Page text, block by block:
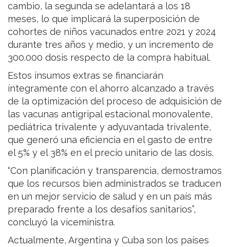
cambio, la segunda se adelantará a los 18
meses, lo que implicará la superposición de
cohortes de niños vacunados entre 2021 y 2024
durante tres años y medio, y un incremento de
300.000 dosis respecto de la compra habitual.
Estos insumos extras se financiarán
íntegramente con el ahorro alcanzado a través
de la optimización del proceso de adquisición de
las vacunas antigripal estacional monovalente,
pediátrica trivalente y adyuvantada trivalente,
que generó una eficiencia en el gasto de entre
el 5% y el 38% en el precio unitario de las dosis.
“Con planificación y transparencia, demostramos
que los recursos bien administrados se traducen
en un mejor servicio de salud y en un país más
preparado frente a los desafíos sanitarios”,
concluyó la viceministra.
Actualmente, Argentina y Cuba son los países